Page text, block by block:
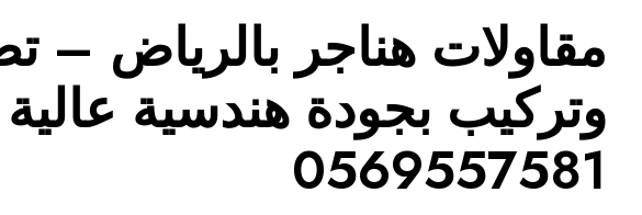
مقاولات هناجر بالرياض –
وتركيب بجودة هندسية عالية
0569557581